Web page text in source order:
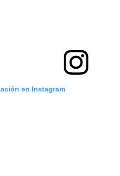
en Instagram